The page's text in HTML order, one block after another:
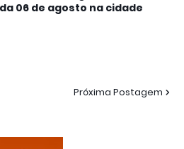
06 de agosto na cidade
Próxima Postagem